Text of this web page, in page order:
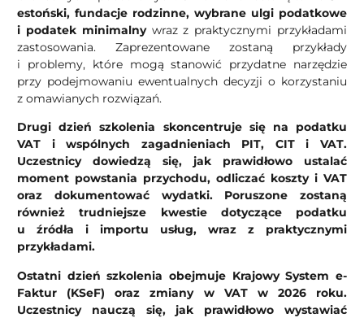
estoński, fundacje rodzinne, wybrane ulgi podatkowe
i podatek minimalnywraz z praktycznymi przykładami
zastosowania. Zaprezentowane zostaną przykłady
i problemy, które mogą stanowić przydatne narzędzie
przy podejmowaniu ewentualnych decyzji o korzystaniu
z omawianych rozwiązań.
Drugi dzień szkolenia skoncentruje się na podatku
VAT i wspólnych zagadnieniach PIT, CIT i VAT.
Uczestnicy dowiedzą się, jak prawidłowo ustalać
moment powstania przychodu, odliczać koszty i VAT
oraz dokumentować wydatki. Poruszone zostaną
również trudniejsze kwestie dotyczące podatku
u źródła i importu usług, wraz z praktycznymi
przykładami.
Ostatni dzień szkolenia obejmuje Krajowy System e-
Faktur (KSeF) oraz zmiany w VAT w 2026 roku.
Uczestnicy nauczą się, jak prawidłowo wystawiać